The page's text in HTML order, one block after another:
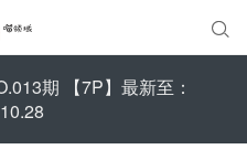

期 【7P】最新至：